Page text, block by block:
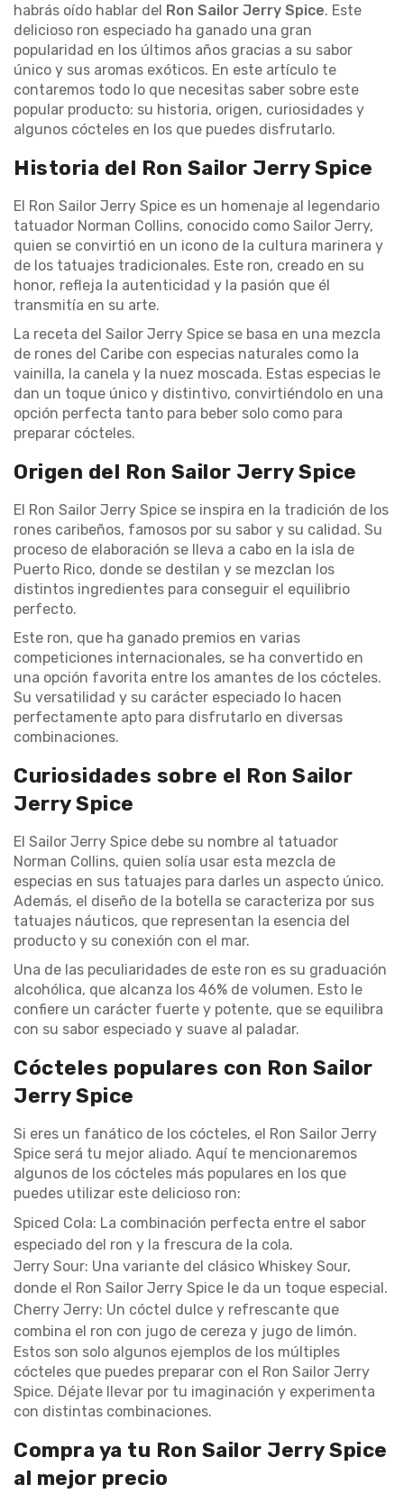
habrás oído hablar del Ron Sailor Jerry Spice. Este
delicioso ron especiado ha ganado una gran
popularidad en los últimos años gracias a su sabor
único y sus aromas exóticos. En este artículo te
contaremos todo lo que necesitas saber sobre este
popular producto: su historia, origen, curiosidades y
algunos cócteles en los que puedes disfrutarlo.
Historia del Ron Sailor Jerry Spice
El Ron Sailor Jerry Spice es un homenaje al legendario
tatuador Norman Collins, conocido como Sailor Jerry,
quien se convirtió en un icono de la cultura marinera y
de los tatuajes tradicionales. Este ron, creado en su
honor, refleja la autenticidad y la pasión que él
transmitía en su arte.
La receta del Sailor Jerry Spice se basa en una mezcla
de rones del Caribe con especias naturales como la
vainilla, la canela y la nuez moscada. Estas especias le
dan un toque único y distintivo, convirtiéndolo en una
opción perfecta tanto para beber solo como para
preparar cócteles.
Origen del Ron Sailor Jerry Spice
El Ron Sailor Jerry Spice se inspira en la tradición de los
rones caribeños, famosos por su sabor y su calidad. Su
proceso de elaboración se lleva a cabo en la isla de
Puerto Rico, donde se destilan y se mezclan los
distintos ingredientes para conseguir el equilibrio
perfecto.
Este ron, que ha ganado premios en varias
competiciones internacionales, se ha convertido en
una opción favorita entre los amantes de los cócteles.
Su versatilidad y su carácter especiado lo hacen
perfectamente apto para disfrutarlo en diversas
combinaciones.
Curiosidades sobre el Ron Sailor
Jerry Spice
El Sailor Jerry Spice debe su nombre al tatuador
Norman Collins, quien solía usar esta mezcla de
especias en sus tatuajes para darles un aspecto único.
Además, el diseño de la botella se caracteriza por sus
tatuajes náuticos, que representan la esencia del
producto y su conexión con el mar.
Una de las peculiaridades de este ron es su graduación
alcohólica, que alcanza los 46% de volumen. Esto le
confiere un carácter fuerte y potente, que se equilibra
con su sabor especiado y suave al paladar.
Cócteles populares con Ron Sailor
Jerry Spice
Si eres un fanático de los cócteles, el Ron Sailor Jerry
Spice será tu mejor aliado. Aquí te mencionaremos
algunos de los cócteles más populares en los que
puedes utilizar este delicioso ron:
Spiced Cola: La combinación perfecta entre el sabor
especiado del ron y la frescura de la cola.
Jerry Sour: Una variante del clásico Whiskey Sour,
donde el Ron Sailor Jerry Spice le da un toque especial.
Cherry Jerry: Un cóctel dulce y refrescante que
combina el ron con jugo de cereza y jugo de limón.
Estos son solo algunos ejemplos de los múltiples
cócteles que puedes preparar con el Ron Sailor Jerry
Spice. Déjate llevar por tu imaginación y experimenta
con distintas combinaciones.
Compra ya tu Ron Sailor Jerry Spice
al mejor precio